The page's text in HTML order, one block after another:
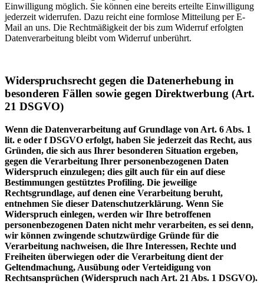
Einwilligung möglich. Sie können eine bereits erteilte Einwilligung
jederzeit widerrufen. Dazu reicht eine formlose Mitteilung per E-
Mail an uns. Die Rechtmäßigkeit der bis zum Widerruf erfolgten
Datenverarbeitung bleibt vom Widerruf unberührt.
Widerspruchsrecht gegen die Datenerhebung in
besonderen Fällen sowie gegen Direktwerbung (Art.
21 DSGVO)
Wenn die Datenverarbeitung auf Grundlage von Art. 6 Abs. 1
lit. e oder f DSGVO erfolgt, haben Sie jederzeit das Recht, aus
Gründen, die sich aus Ihrer besonderen Situation ergeben,
gegen die Verarbeitung Ihrer personenbezogenen Daten
Widerspruch einzulegen; dies gilt auch für ein auf diese
Bestimmungen gestütztes Profiling. Die jeweilige
Rechtsgrundlage, auf denen eine Verarbeitung beruht,
entnehmen Sie dieser Datenschutzerklärung. Wenn Sie
Widerspruch einlegen, werden wir Ihre betroffenen
personenbezogenen Daten nicht mehr verarbeiten, es sei denn,
wir können zwingende schutzwürdige Gründe für die
Verarbeitung nachweisen, die Ihre Interessen, Rechte und
Freiheiten überwiegen oder die Verarbeitung dient der
Geltendmachung, Ausübung oder Verteidigung von
Rechtsansprüchen (Widerspruch nach Art. 21 Abs. 1 DSGVO).